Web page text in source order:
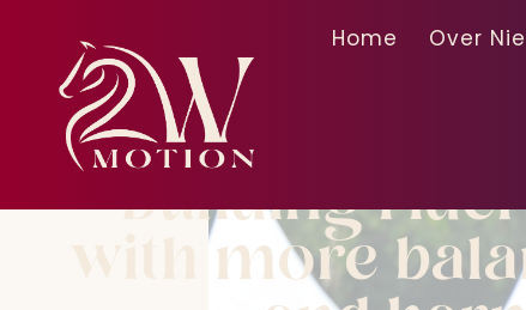
Home Over
Building
with more